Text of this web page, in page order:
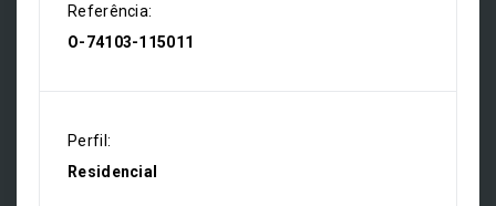
Referência:
O-74103-115011
Perfil:
Residencial